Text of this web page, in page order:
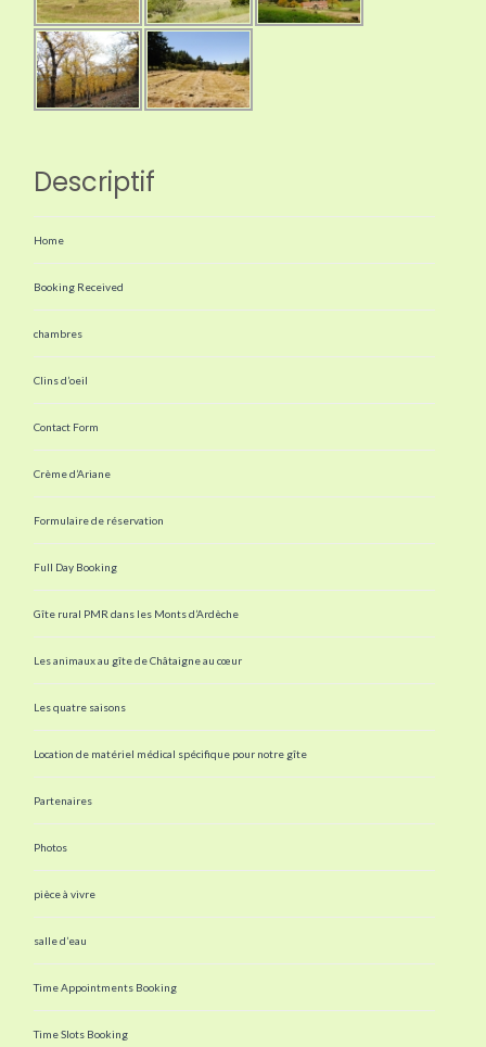
Descriptif
Home
Booking Received
chambres
Clins d’oeil
Contact Form
Crème d’Ariane
Formulaire de réservation
Full Day Booking
Gîte rural PMR dans les Monts d’Ardèche
Les animaux au gîte de Châtaigne au cœur
Les quatre saisons
Location de matériel médical spécifique pour notre gîte
Partenaires
Photos
pièce à vivre
salle d’eau
Time Appointments Booking
Time Slots Booking